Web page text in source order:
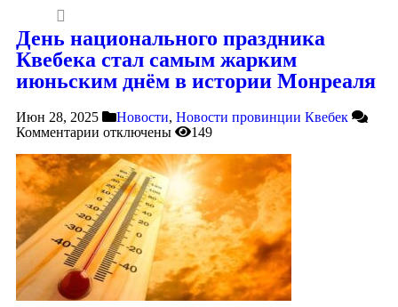
День национального праздника
Квебека стал самым жарким
июньским днём в истории Монреаля
Июн 28, 2025 Новости, Новости провинции Квебек
Комментарии отключены 149